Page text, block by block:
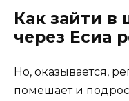
Как зайти в
через Есиа
Но, оказывается,
помешает и